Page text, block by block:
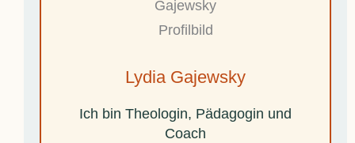
Lydia Gajewsky
Ich bin Theologin, Pädagogin und
Coach